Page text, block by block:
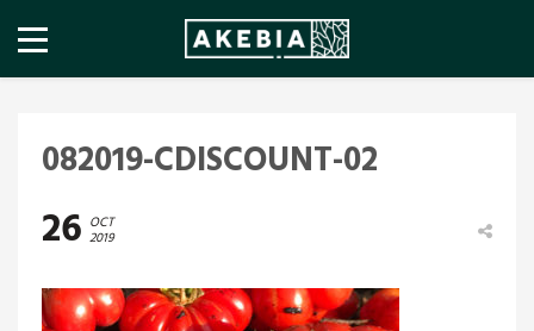
082019-CDISCOUNT-02
26 OCT
2019